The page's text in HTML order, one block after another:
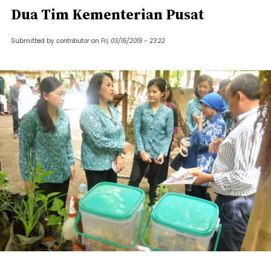
Dua Tim Kementerian Pusat
Submitted by contributor on Fri, 03/15/2019 - 23:22